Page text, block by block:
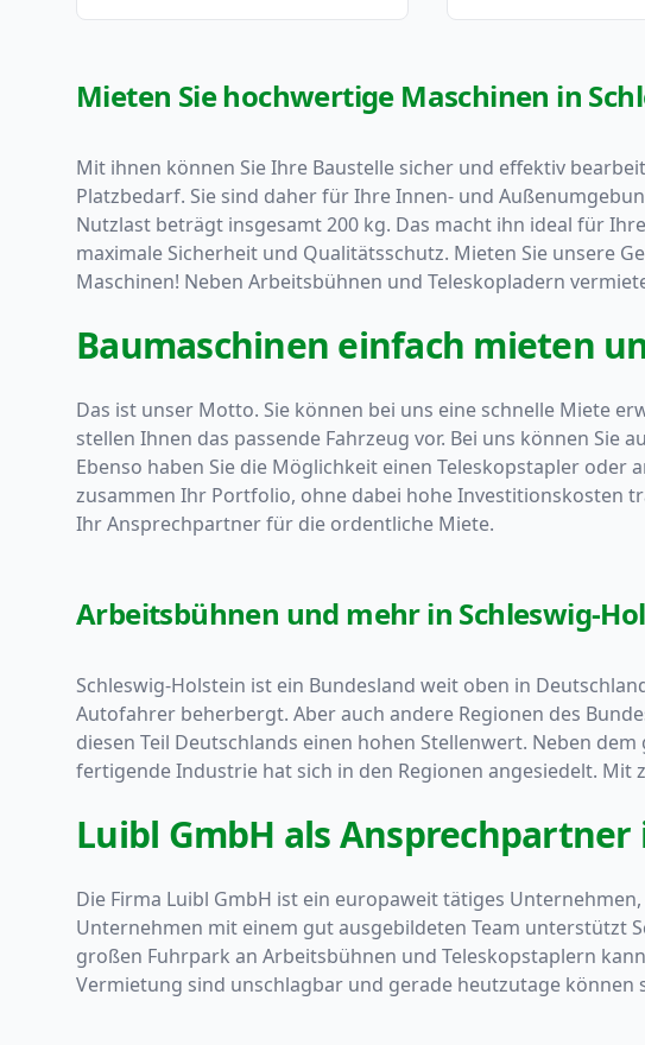
Mieten Sie hochwertige Maschinen in
Mit ihnen können Sie Ihre Baustelle sicher und effektiv
Platzbedarf. Sie sind daher für Ihre Innen- und
Nutzlast beträgt insgesamt 200 kg. Das macht ihn ideal für
maximale Sicherheit und Qualitätsschutz. Mieten Sie unsere
Maschinen! Neben Arbeitsbühnen und Teleskopladern
Baumaschinen einfach mieten
Das ist unser Motto. Sie können bei uns eine schnelle Miete
stellen Ihnen das passende Fahrzeug vor. Bei uns können
Ebenso haben Sie die Möglichkeit einen Teleskopstapler
zusammen Ihr Portfolio, ohne dabei hohe Investitionskosten
Ihr Ansprechpartner für die ordentliche Miete.
Arbeitsbühnen und mehr in Schleswig-
Schleswig-Holstein ist ein Bundesland weit oben in
Autofahrer beherbergt. Aber auch andere Regionen des
diesen Teil Deutschlands einen hohen Stellenwert. Neben
fertigende Industrie hat sich in den Regionen angesiedelt. Mit
Luibl GmbH als
Die Firma Luibl GmbH ist ein europaweit tätiges
Unternehmen mit einem gut ausgebildeten Team unterstützt
großen Fuhrpark an Arbeitsbühnen und Teleskopstaplern
Vermietung sind unschlagbar und gerade heutzutage